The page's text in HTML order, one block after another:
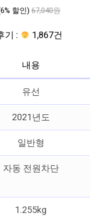
할인) 67,040원
기 : 1,867건
내용
유선
2021년도
일반형
자동 전원차단
1.255kg